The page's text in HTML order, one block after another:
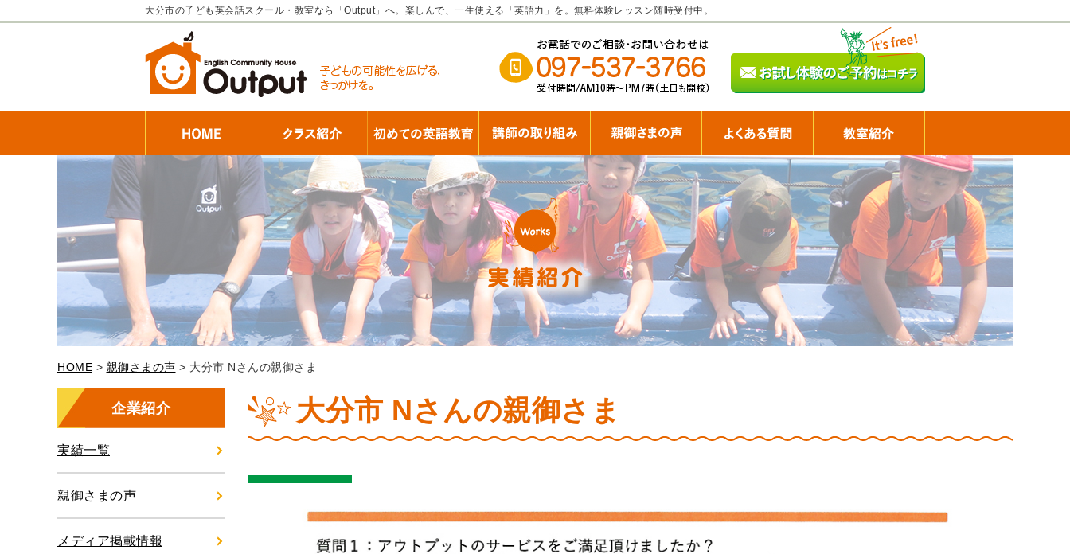
大分市の子ども英会話スクール・教室なら「Output」へ。楽しんで、一生使える「英語力」を。無料体験レッスン随時受付中。
HOME > 親御さまの声 > 大分市 Nさんの親御さま
大分市 Nさんの親御さま
企業紹介
実績一覧
親御さまの声
メディア掲載情報